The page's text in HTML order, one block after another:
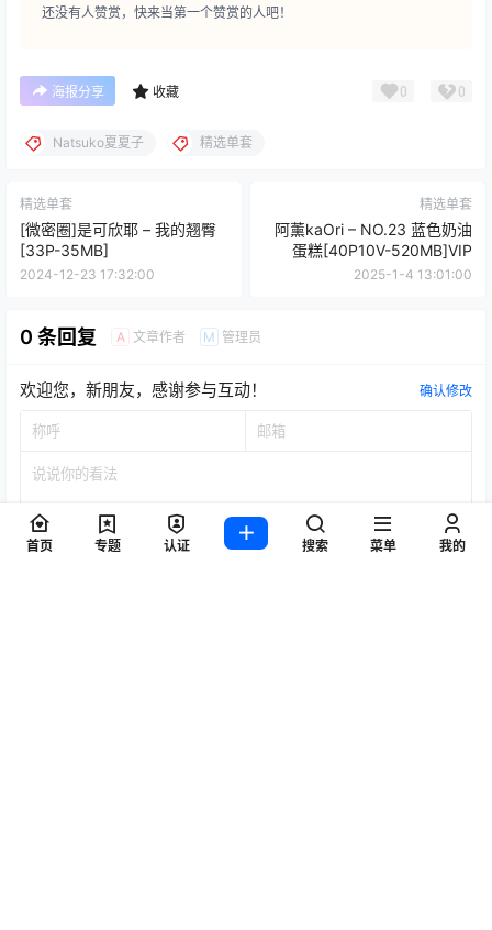
还没有人赞赏，快来当第一个赞赏的人吧！
海报分享 收藏 0 0
Natsuko夏夏子 精选单套
精选单套
[微密圈]是可欣耶 – 我的翘臀
[33P-35MB]
2024-12-23 17:32:00
精选单套
阿薰kaOri – NO.23 蓝色奶油
蛋糕[40P10V-520MB]VIP
2025-1-4 13:01:00
0 条回复 A 文章作者 M 管理员
欢迎您，新朋友，感谢参与互动！ 确认修改
首页 专题 认证 搜索 菜单 我的